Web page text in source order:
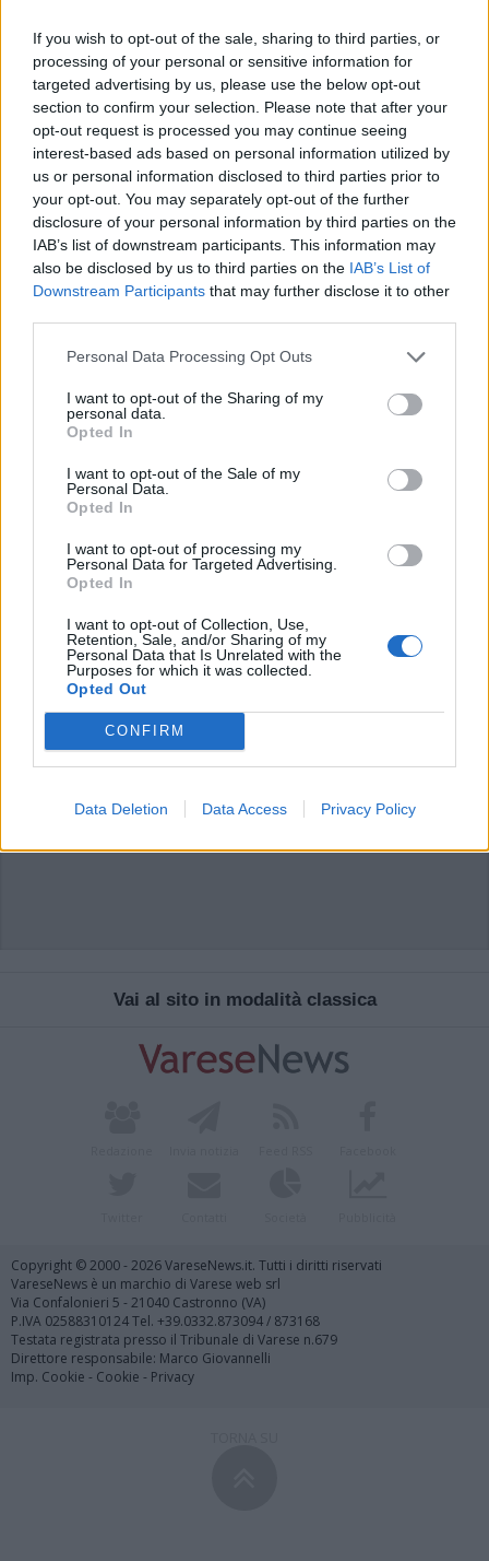
If you wish to opt-out of the sale, sharing to third parties, or
processing of your personal or sensitive information for
targeted advertising by us, please use the below opt-out
section to confirm your selection. Please note that after your
opt-out request is processed you may continue seeing
interest-based ads based on personal information utilized by
us or personal information disclosed to third parties prior to
your opt-out. You may separately opt-out of the further
disclosure of your personal information by third parties on the
IAB’s list of downstream participants. This information may
also be disclosed by us to third parties on the IAB’s List of
Downstream Participants that may further disclose it to other
Personal Data Processing Opt Outs
I want to opt-out of the Sharing of my
personal data.
Opted In
I want to opt-out of the Sale of my
Personal Data.
Opted In
I want to opt-out of processing my
Personal Data for Targeted Advertising.
Opted In
I want to opt-out of Collection, Use,
Retention, Sale, and/or Sharing of my
Personal Data that Is Unrelated with the
Purposes for which it was collected.
Opted Out
CONFIRM
Data Deletion Data Access Privacy Policy
ADV
Commenti
articolo.
L'email è richiesta ma non verrà mostrata ai visitatori. Il contenuto di questo
commento esprime il pensiero dell'autore e non rappresenta la linea editoriale
commenti non sono testi giornalistici, ma post inviati dai singoli lettori che
possono essere automaticamente pubblicati senza filtro preventivo. I commenti
che includano uno o più link a siti esterni verranno rimossi in automatico dal
Vai al sito in modalità classica
Copyright © 2000 - 2026 VareseNews.it. Tutti i diritti riservati
VareseNews è un marchio di Varese web srl
Via Confalonieri 5 - 21040 Castronno (VA)
P.IVA 02588310124 Tel. +39.0332.873094 / 873168
Testata registrata presso il Tribunale di Varese n.679
Direttore responsabile: Marco Giovannelli
Imp. Cookie - Cookie - Privacy